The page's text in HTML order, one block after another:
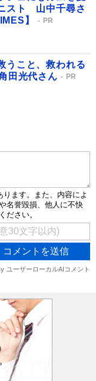
スト 山中千尋さ
】
PR
うこと、救われる
田光代さん
PR